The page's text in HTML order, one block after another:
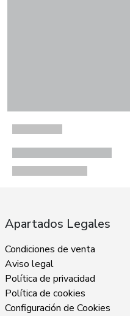
Apartados Legales
Condiciones de venta
Aviso legal
Política de privacidad
Política de cookies
Configuración de Cookies